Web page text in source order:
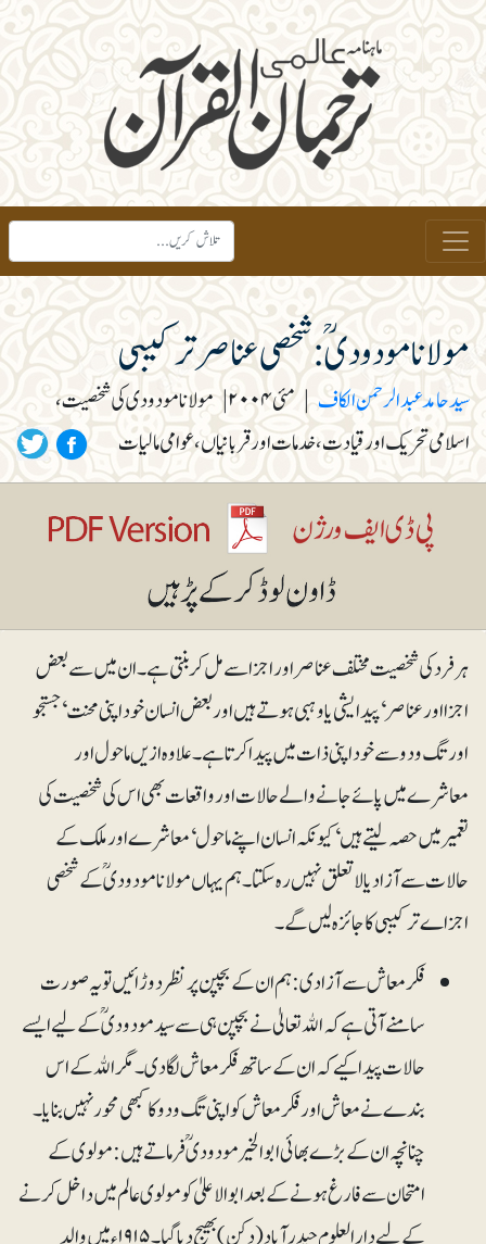
مولانا مودودیؒ :شخصی عناصر ترکیبی
سید حامد عبدالرحمن الکاف | مئی ۲۰۰۴ | مولانا مودودی کی شخصیت،
اسلامی تحریک اور قیادت، خدمات اور قربانیاں، عوامی مالیات
ہر فرد کی شخصیت مختلف عناصر اور اجزا سے مل کر بنتی ہے۔ ان میں سے بعض
اجزا اور عناصر‘ پیدایشی یا وہبی ہوتے ہیں اور بعض انسان خود اپنی محنت‘ جستجو
اور تگ و دو سے خود اپنی ذات میں پیدا کرتا ہے۔ علاوہ ازیں ماحول اور
معاشرے میں پائے جانے والے حالات اور واقعات بھی اس کی شخصیت کی
تعمیر میں حصہ لیتے ہیں‘ کیونکہ انسان اپنے ماحول‘ معاشرے اور ملک کے
حالات سے آزاد یا لا تعلق نہیں رہ سکتا۔ ہم یہاں مولانا مودودیؒ کے شخصی
اجزاے ترکیبی کا جائزہ لیں گے۔
فکر معاش سے آزادی: ہم ان کے بچپن پر نظر دوڑائیں تو یہ صورت
سامنے آتی ہے کہ اﷲ تعالیٰ نے بچپن ہی سے سید مودودیؒ کے لیے ایسے
حالات پیدا کیے کہ ان کے ساتھ فکر معاش لگا دی۔ مگر اﷲ کے اس
بندے نے معاش اور فکر معاش کو اپنی تگ و دو کا کبھی محور نہیں بنایا۔
چنانچہ ان کے بڑے بھائی ابوالخیر مودودیؒ فرماتے ہیں: مولوی کے
امتحان سے فارغ ہونے کے بعد ابوالاعلیٰ کو مولوی عالم میں داخل کرنے